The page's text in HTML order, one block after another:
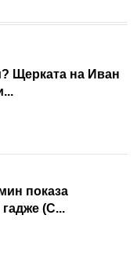
Щерката на Иван
показа
(С...